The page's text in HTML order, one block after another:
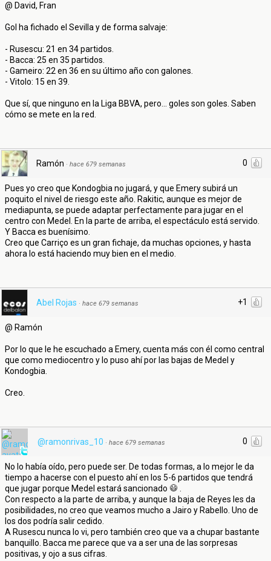
@ David, Fran
Gol ha fichado el Sevilla y de forma salvaje:
- Rusescu: 21 en 34 partidos.
- Bacca: 25 en 35 partidos.
- Gameiro: 22 en 36 en su último año con galones.
- Vitolo: 15 en 39.
Que sí, que ninguno en la Liga BBVA, pero... goles son goles. Saben
cómo se mete en la red.
0
Ramón · hace 679 semanas
Pues yo creo que Kondogbia no jugará, y que Emery subirá un
poquito el nivel de riesgo este año. Rakitic, aunque es mejor de
mediapunta, se puede adaptar perfectamente para jugar en el
centro con Medel. En la parte de arriba, el espectáculo está servido.
Y Bacca es buenísimo.
Creo que Carriço es un gran fichaje, da muchas opciones, y hasta
ahora lo está haciendo muy bien en el medio.
+1
Abel Rojas · hace 679 semanas
@ Ramón
Por lo que le he escuchado a Emery, cuenta más con él como central
que como mediocentro y lo puso ahí por las bajas de Medel y
Kondogbia.
Creo.
0
@ramonrivas_10 · hace 679 semanas
No lo había oído, pero puede ser. De todas formas, a lo mejor le da
tiempo a hacerse con el puesto ahí en los 5-6 partidos que tendrá
que jugar porque Medel estará sancionado
Con respecto a la parte de arriba, y aunque la baja de Reyes les da
posibilidades, no creo que veamos mucho a Jairo y Rabello. Uno de
los dos podría salir cedido.
A Rusescu nunca lo vi, pero también creo que va a chupar bastante
banquillo. Bacca me parece que va a ser una de las sorpresas
positivas, y ojo a sus cifras.